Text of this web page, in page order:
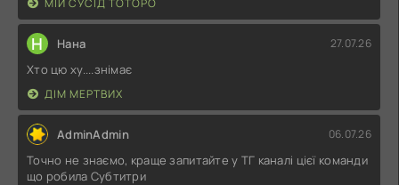
Н Нана 27.07.26
Хто цю ху....знімає
ДІМ МЕРТВИХ
AdminAdmin 06.07.26
Точно не знаємо, краще запитайте у ТГ каналі цієї команди
що робила Субтитри